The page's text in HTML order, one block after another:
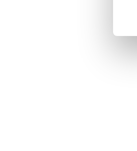
New content loaded